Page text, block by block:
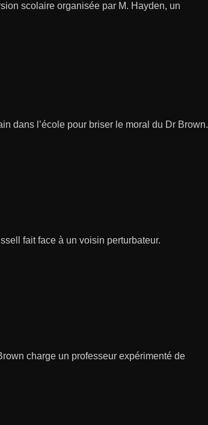
scolaire organisée par M. Hayden, un
dans l’école pour briser le moral du Dr Brown.
fait face à un voisin perturbateur.
charge un professeur expérimenté de